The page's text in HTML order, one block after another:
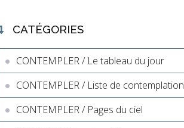
CATÉGORIES
CONTEMPLER / Le tableau du jour
CONTEMPLER / Liste de contemplation
CONTEMPLER / Pages du ciel